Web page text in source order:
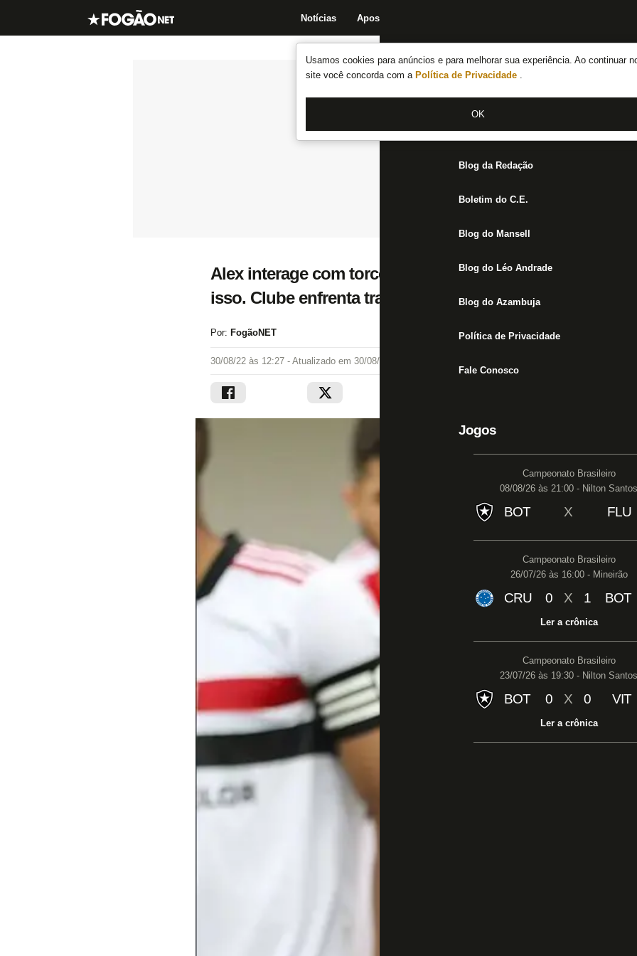
Usamos cookies para anúncios e para melhorar sua experiência. Ao continuar
site você concorda com a Política de Privacidade .
OK
Notícias Apostas
Notícias do Botafogo
Fórum
Jogos
Blog da Redação
Boletim do C.E.
Blog do Mansell
Blog do Léo Andrade
Blog do Azambuja
Política de Privacidade
Fale Conosco
Jogos
Campeonato Brasileiro
08/08/26 às 21:00 - Nilton Santos
BOT X FLU
Campeonato Brasileiro
26/07/26 às 16:00 - Mineirão
CRU 0 X 1 BOT
Ler a crônica
Campeonato Brasileiro
23/07/26 às 19:30 - Nilton Santos
BOT 0 X 0 VIT
Ler a crônica
Alex interage com torcedores do Botafogo: ‘Luís Castro
isso. Clube enfrenta transição enorme’
Por: FogãoNET
30/08/22 às 12:27 - Atualizado em 30/08/22 às 12:32